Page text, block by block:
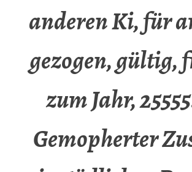
anderen Ki, für
gezogen, gültig,
zum Jahr,
Gemopherter